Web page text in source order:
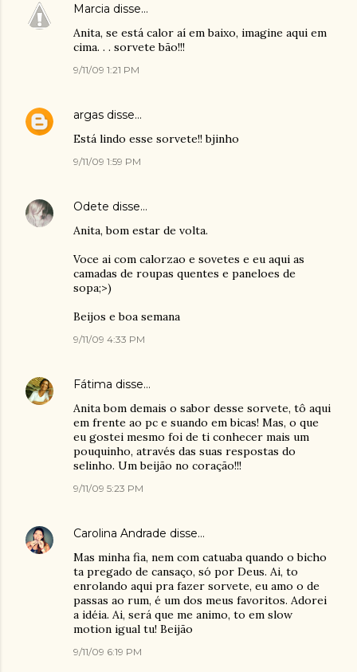
Marcia disse…
Anita, se está calor aí em baixo, imagine aqui em
cima. . . sorvete bão!!!
9/11/09 1:21 PM
argas disse…
Está lindo esse sorvete!! bjinho
9/11/09 1:59 PM
Odete disse…
Anita, bom estar de volta.
Voce ai com calorzao e sovetes e eu aqui as
camadas de roupas quentes e paneloes de
sopa;>)
Beijos e boa semana
9/11/09 4:33 PM
Fátima disse…
Anita bom demais o sabor desse sorvete, tô aqui
em frente ao pc e suando em bicas! Mas, o que
eu gostei mesmo foi de ti conhecer mais um
pouquinho, através das suas respostas do
selinho. Um beijão no coração!!!
9/11/09 5:23 PM
Carolina Andrade disse…
Mas minha fia, nem com catuaba quando o bicho
ta pregado de cansaço, só por Deus. Ai, to
enrolando aqui pra fazer sorvete, eu amo o de
passas ao rum, é um dos meus favoritos. Adorei
a idéia. Ai, será que me animo, to em slow
motion igual tu! Beijão
9/11/09 6:19 PM